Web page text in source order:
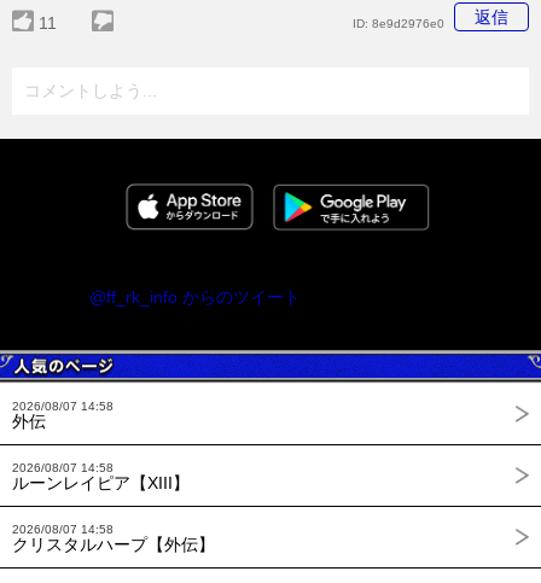
11 返信
ID: 8e9d2976e0
コメントしよう...
@ff_rk_info からのツイート
2026/08/07 14:58
外伝
2026/08/07 14:58
ルーンレイピア【XIII】
2026/08/07 14:58
クリスタルハープ【外伝】